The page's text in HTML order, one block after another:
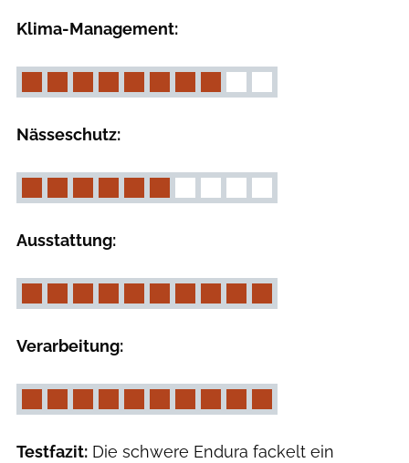
Klima-Management:
Nässeschutz:
Ausstattung:
Verarbeitung:
Testfazit: Die schwere Endura fackelt ein